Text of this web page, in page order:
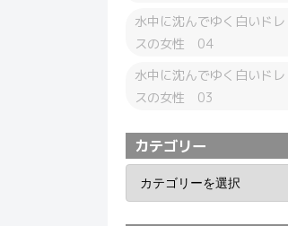
水中に沈んでゆく白いドレ
スの女性 04
水中に沈んでゆく白いドレ
スの女性 03
カテゴリー